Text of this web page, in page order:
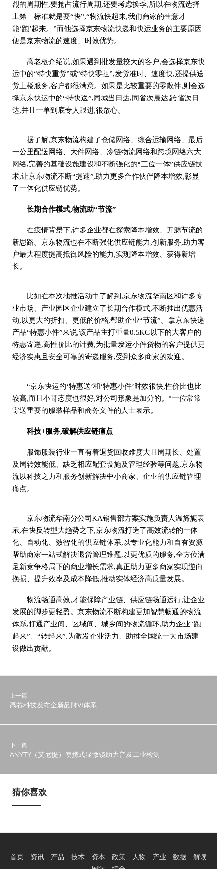
烈的周期性,要抢占流行周期,还要考虑换季,所以在物流选择
上第一标准就是要“快”,“物流快起来,我们商家的生意才
能‘跑’起来。”而他选择京东物流快递和快运业务的主要原因
便是京东物流的速度、时效优势。
高老板介绍说,如果遇到批发量较大的客户,会选择京东快
运中的“特快重货”或“特快零担”,发货准时、速度快,还提供送
货上楼服务,客户都很满意。如果是比较重要的零散件,则会选
择京东快运中的“特快送”,同城当日达,同省次晨达,跨省次日
达,并且一单到底专人跟进,很放心。
据了解,京东物流构建了仓储网络、综合运输网络、最后
一公里配送网络、大件网络、冷链物流网络和跨境网络六大
网络,完善的基础设施建设和不断强化的“三位一体”供应链技
术,让京东物流不断“提速”,助力更多合作伙伴降本增效,彰显
了一体化供应链优势。
长期合作模式,物流助“节流”
在疫情背景下,许多企业都在探索降本增效、开源节流的
新思路。京东物流也在不断强化供应链能力,创新服务,助力客
户最大程度提高抵御风险的能力,实现降本增效、获得新增
长。
比如在本次地推活动中了解到,京东物流华南区和许多专
业市场、产业园区企业建立了长期合作模式,不断推出优惠活
动,以更大的折扣、更低的价格,帮助企业“节流”。拿京东快递
产品“特惠小件”来说,该产品主打重量0.5KG以下的大客户的
特惠寄递,高性价比的计费,为批量发运小件货物的客户提供更
经济实惠且安全可靠的寄递服务,受到众多商家的欢迎。
“京东快运的‘特惠送’和‘特惠小件’时效很快,性价比也比
较高,而且小哥态度也很好,对公司形象是加分的。”一位常常
寄送重要的服装样品和商务文件的人士表示。
科技+服务,破解供应链痛点
服饰服装行业一直有着退货回收难度大且周期长、处置
及周转效能低、缺乏相应配套设施及管理经验等问题,京东物
流以科技之力和服务创新解决中小商家、企业的供应链管理
痛点。
京东物流华南分公司KA销售部方案实施负责人温旖旎表
示,在快反转型大趋势之下,京东物流打造了高效流转的一体
化、自动化、数智化的供应链体系,以专业化能力和自有资源
帮助商家一站式解决退货管理难题,以更优质的服务,全方位满
足新竞争格局下的商业增长需求,真正助力更多商家实现逆向
挽损、提升效率及成本降低,推动实体经济高质量发展。
物流畅通高效,才能保障产业链、供应链畅通运行,让企业
发展的脚步更轻盈。京东物流不断构建更加智慧畅通的物流
体系,打通产业间、区域间、城乡间的物流循环,助力企业“跑
起来”、“转起来”,为激发企业活力、助推全国统一大市场建
设做出贡献。
上一篇
高芯科技发布全新品牌VI体系
下一篇
ANYTY（艾尼提）便携式显微镜助力普及工业检测
猜你喜欢
首页 资讯 产品 技术 资本 政策 人物 产业 数据
解读